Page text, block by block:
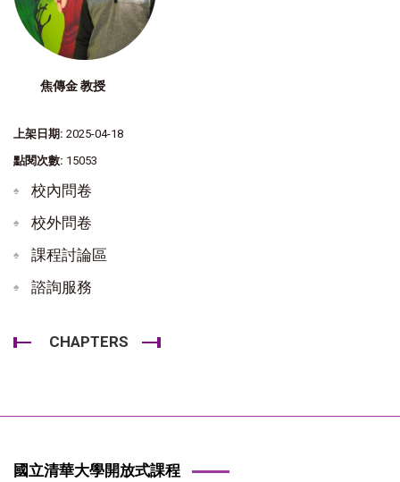
焦傳金 教授
上架日期: 2025-04-18
點閱次數: 15053
校內問卷
校外問卷
課程討論區
諮詢服務
CHAPTERS
國立清華大學開放式課程